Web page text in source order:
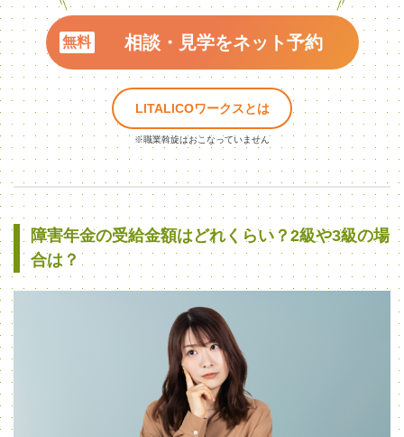
相談・見学をネット予約
LITALICOワークスとは
※職業斡旋はおこなっていません
障害年金の受給金額はどれくらい？2級や3級の場
合は？